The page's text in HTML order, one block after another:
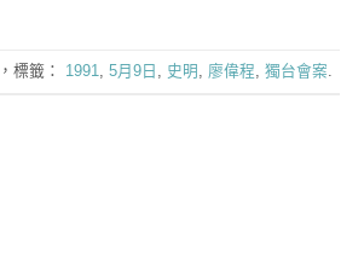
，標籤： 1991 5月9日 史明 廖偉程 獨台會案